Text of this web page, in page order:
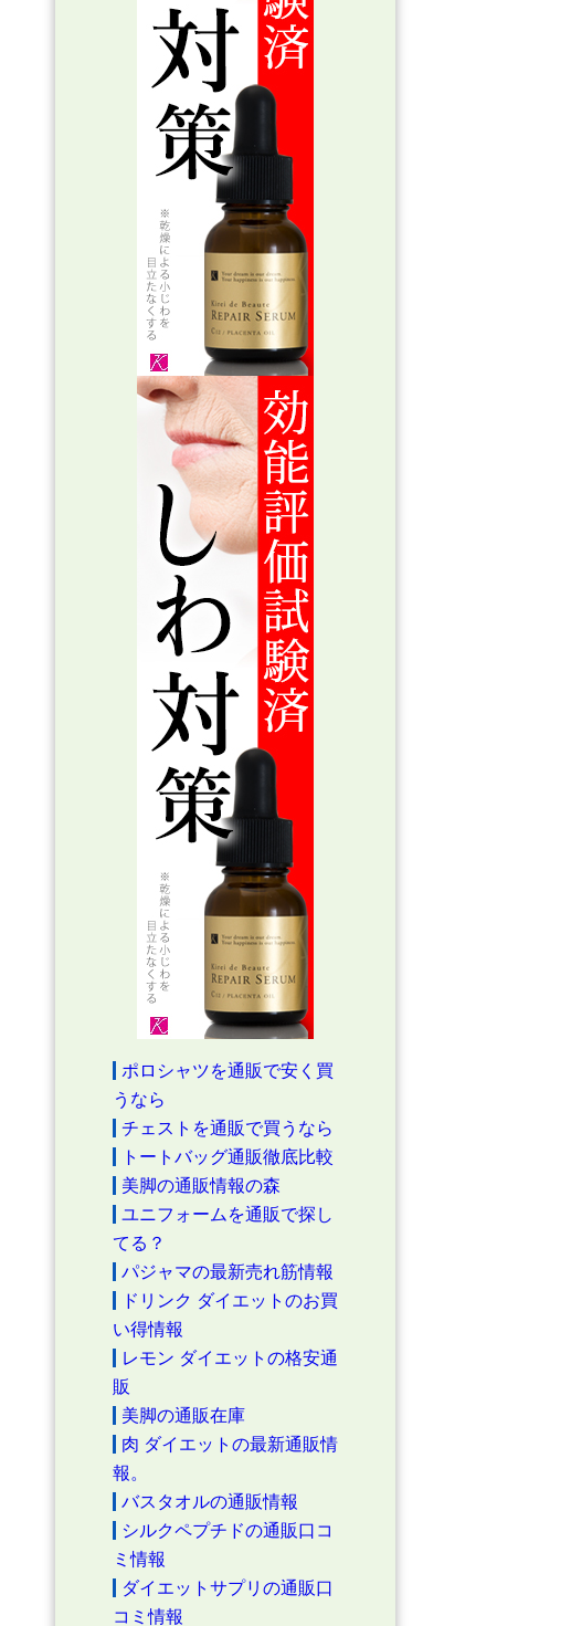
ポロシャツを通販で安く買
うなら
チェストを通販で買うなら
トートバッグ通販徹底比較
美脚の通販情報の森
ユニフォームを通販で探し
てる？
パジャマの最新売れ筋情報
ドリンク ダイエットのお買
い得情報
レモン ダイエットの格安通
販
美脚の通販在庫
肉 ダイエットの最新通販情
報。
バスタオルの通販情報
シルクペプチドの通販口コ
ミ情報
ダイエットサプリの通販口
コミ情報